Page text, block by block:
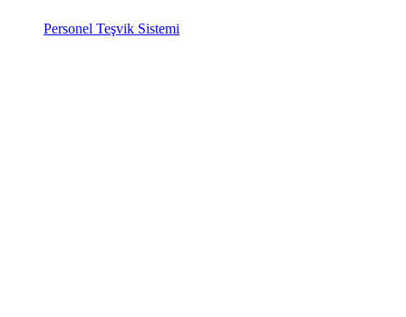
Personel Teşvik Sistemi